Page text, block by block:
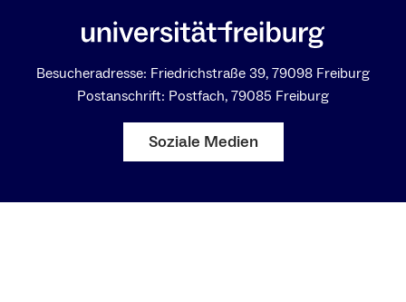
Besucheradresse: Friedrichstraße 39, 79098 Freiburg
Postanschrift: Postfach, 79085 Freiburg
Soziale Medien